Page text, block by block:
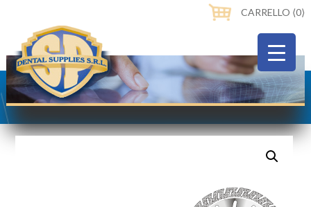
CARRELLO ⟨0⟩